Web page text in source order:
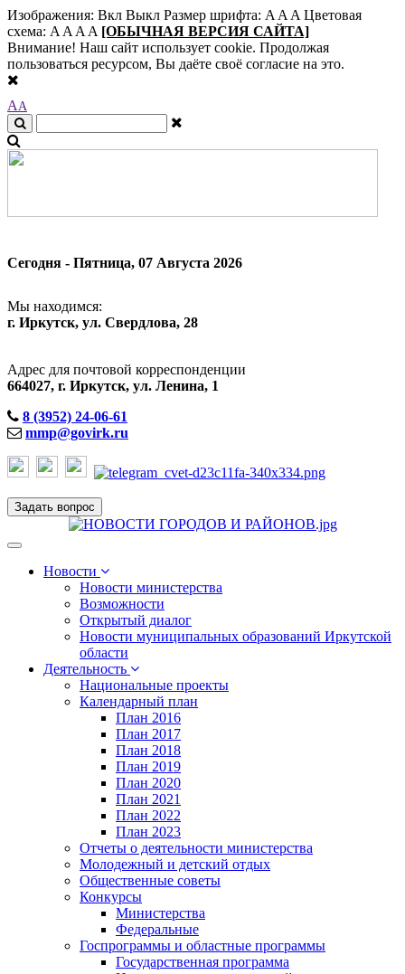
Изображения: Вкл Выкл Размер шрифта: A A A Цветовая
схема: A A A A [ОБЫЧНАЯ ВЕРСИЯ САЙТА]
Внимание! Наш сайт использует cookie. Продолжая
пользоваться ресурсом, Вы даёте своё согласие на это.
AA
Сегодня - Пятница, 07 Августа 2026
Мы находимся:
г. Иркутск, ул. Свердлова, 28
Адрес для почтовой корреспонденции
664027, г. Иркутск, ул. Ленина, 1
8 (3952) 24-06-61
mmp@govirk.ru
Задать вопрос
Toggle
navigationНовости
Новости министерства
Возможности
Открытый диалог
Новости муниципальных образований Иркутской
области
Деятельность
Национальные проекты
Календарный план
План 2016
План 2017
План 2018
План 2019
План 2020
План 2021
План 2022
План 2023
Отчеты о деятельности министерства
Молодежный и детский отдых
Общественные советы
Конкурсы
Министерства
Федеральные
Госпрограммы и областные программы
Государственная программа